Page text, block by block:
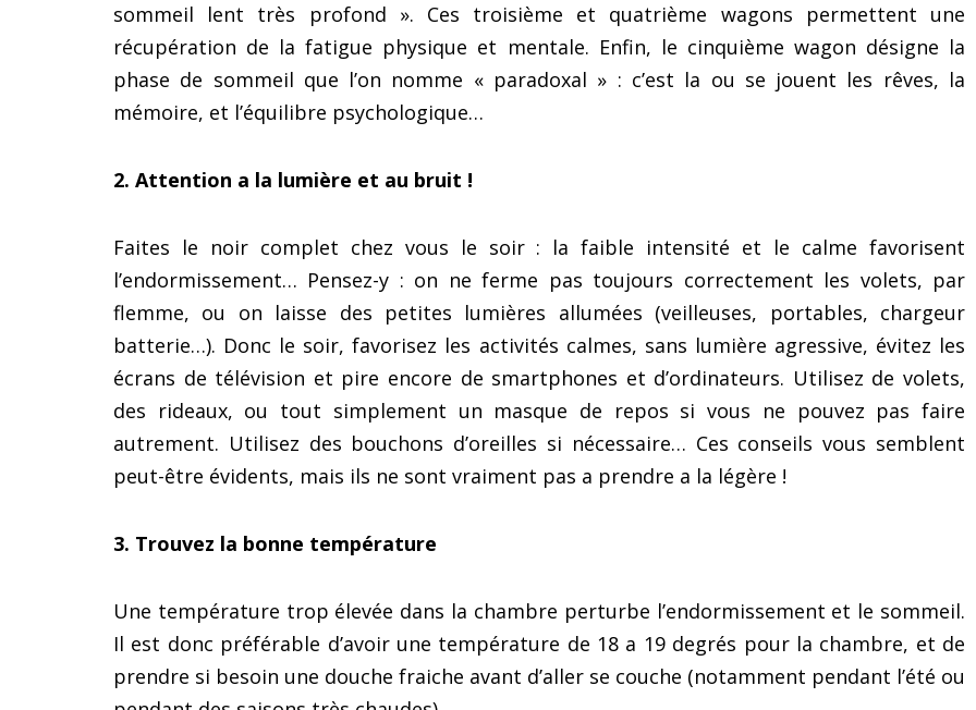
sommeil lent très profond ». Ces troisième et quatrième wagons permettent une
récupération de la fatigue physique et mentale. Enfin, le cinquième wagon désigne la
phase de sommeil que l’on nomme « paradoxal » : c’est la ou se jouent les rêves, la
mémoire, et l’équilibre psychologique…
2. Attention a la lumière et au bruit !
Faites le noir complet chez vous le soir : la faible intensité et le calme favorisent
l’endormissement… Pensez-y : on ne ferme pas toujours correctement les volets, par
flemme, ou on laisse des petites lumières allumées (veilleuses, portables, chargeur
batterie…). Donc le soir, favorisez les activités calmes, sans lumière agressive, évitez les
écrans de télévision et pire encore de smartphones et d’ordinateurs. Utilisez de volets,
des rideaux, ou tout simplement un masque de repos si vous ne pouvez pas faire
autrement. Utilisez des bouchons d’oreilles si nécessaire… Ces conseils vous semblent
peut-être évidents, mais ils ne sont vraiment pas a prendre a la légère !
3. Trouvez la bonne température
Une température trop élevée dans la chambre perturbe l’endormissement et le sommeil.
Il est donc préférable d’avoir une température de 18 a 19 degrés pour la chambre, et de
prendre si besoin une douche fraiche avant d’aller se couche (notamment pendant l’été ou
« l’identification au soi »
surmonter le trac et
émotions